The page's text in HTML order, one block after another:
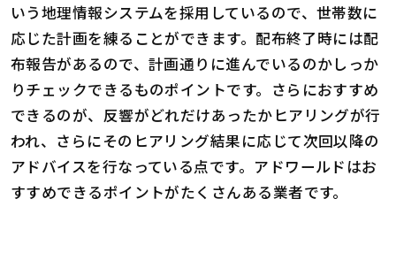
いう地理情報システムを採用しているので、世帯数に
応じた計画を練ることができます。配布終了時には配
布報告があるので、計画通りに進んでいるのかしっか
りチェックできるものポイントです。さらにおすすめ
できるのが、反響がどれだけあったかヒアリングが行
われ、さらにそのヒアリング結果に応じて次回以降の
アドバイスを行なっている点です。アドワールドはお
すすめできるポイントがたくさんある業者です。